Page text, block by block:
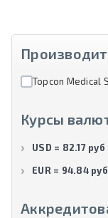
Topcon Medical
Курсы
USD = 82.17 руб
EUR = 94.84 руб